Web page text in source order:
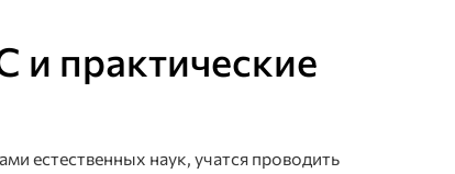
практические
естественных наук, учатся проводить